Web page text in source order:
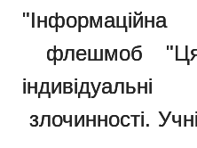
флешмоб "Ця
злочинності.